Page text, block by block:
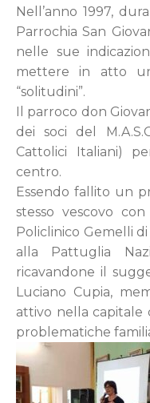
Nell’anno 1997,
Parrochia San
nelle sue
mettere in atto
“solitudini”.
Il parroco don
dei soci del
Cattolici Italiani)
centro.
Essendo fallito un
stesso vescovo
Policlinico Gemelli
alla Pattuglia
ricavandone il
Luciano Cupia,
attivo nella capitale
problematiche